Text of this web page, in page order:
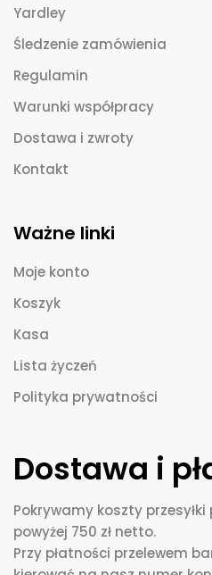
Yardley
Śledzenie zamówienia
Regulamin
Warunki współpracy
Dostawa i zwroty
Kontakt
Ważne linki
Moje konto
Koszyk
Kasa
Lista życzeń
Polityka prywatności
Dostawa i
Pokrywamy koszty
powyżej 750 zł netto.
Przy płatności przelewem